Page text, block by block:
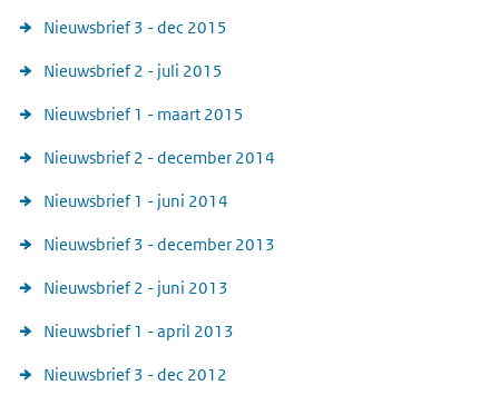
Nieuwsbrief 3 - dec 2015
Nieuwsbrief 2 - juli 2015
Nieuwsbrief 1 - maart 2015
Nieuwsbrief 2 - december 2014
Nieuwsbrief 1 - juni 2014
Nieuwsbrief 3 - december 2013
Nieuwsbrief 2 - juni 2013
Nieuwsbrief 1 - april 2013
Nieuwsbrief 3 - dec 2012